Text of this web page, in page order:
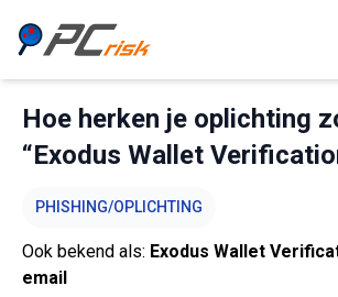
Hoe herken je oplichting
“Exodus Wallet
PHISHING/OPLICHTING
Ook bekend als: Exodus Wallet
email